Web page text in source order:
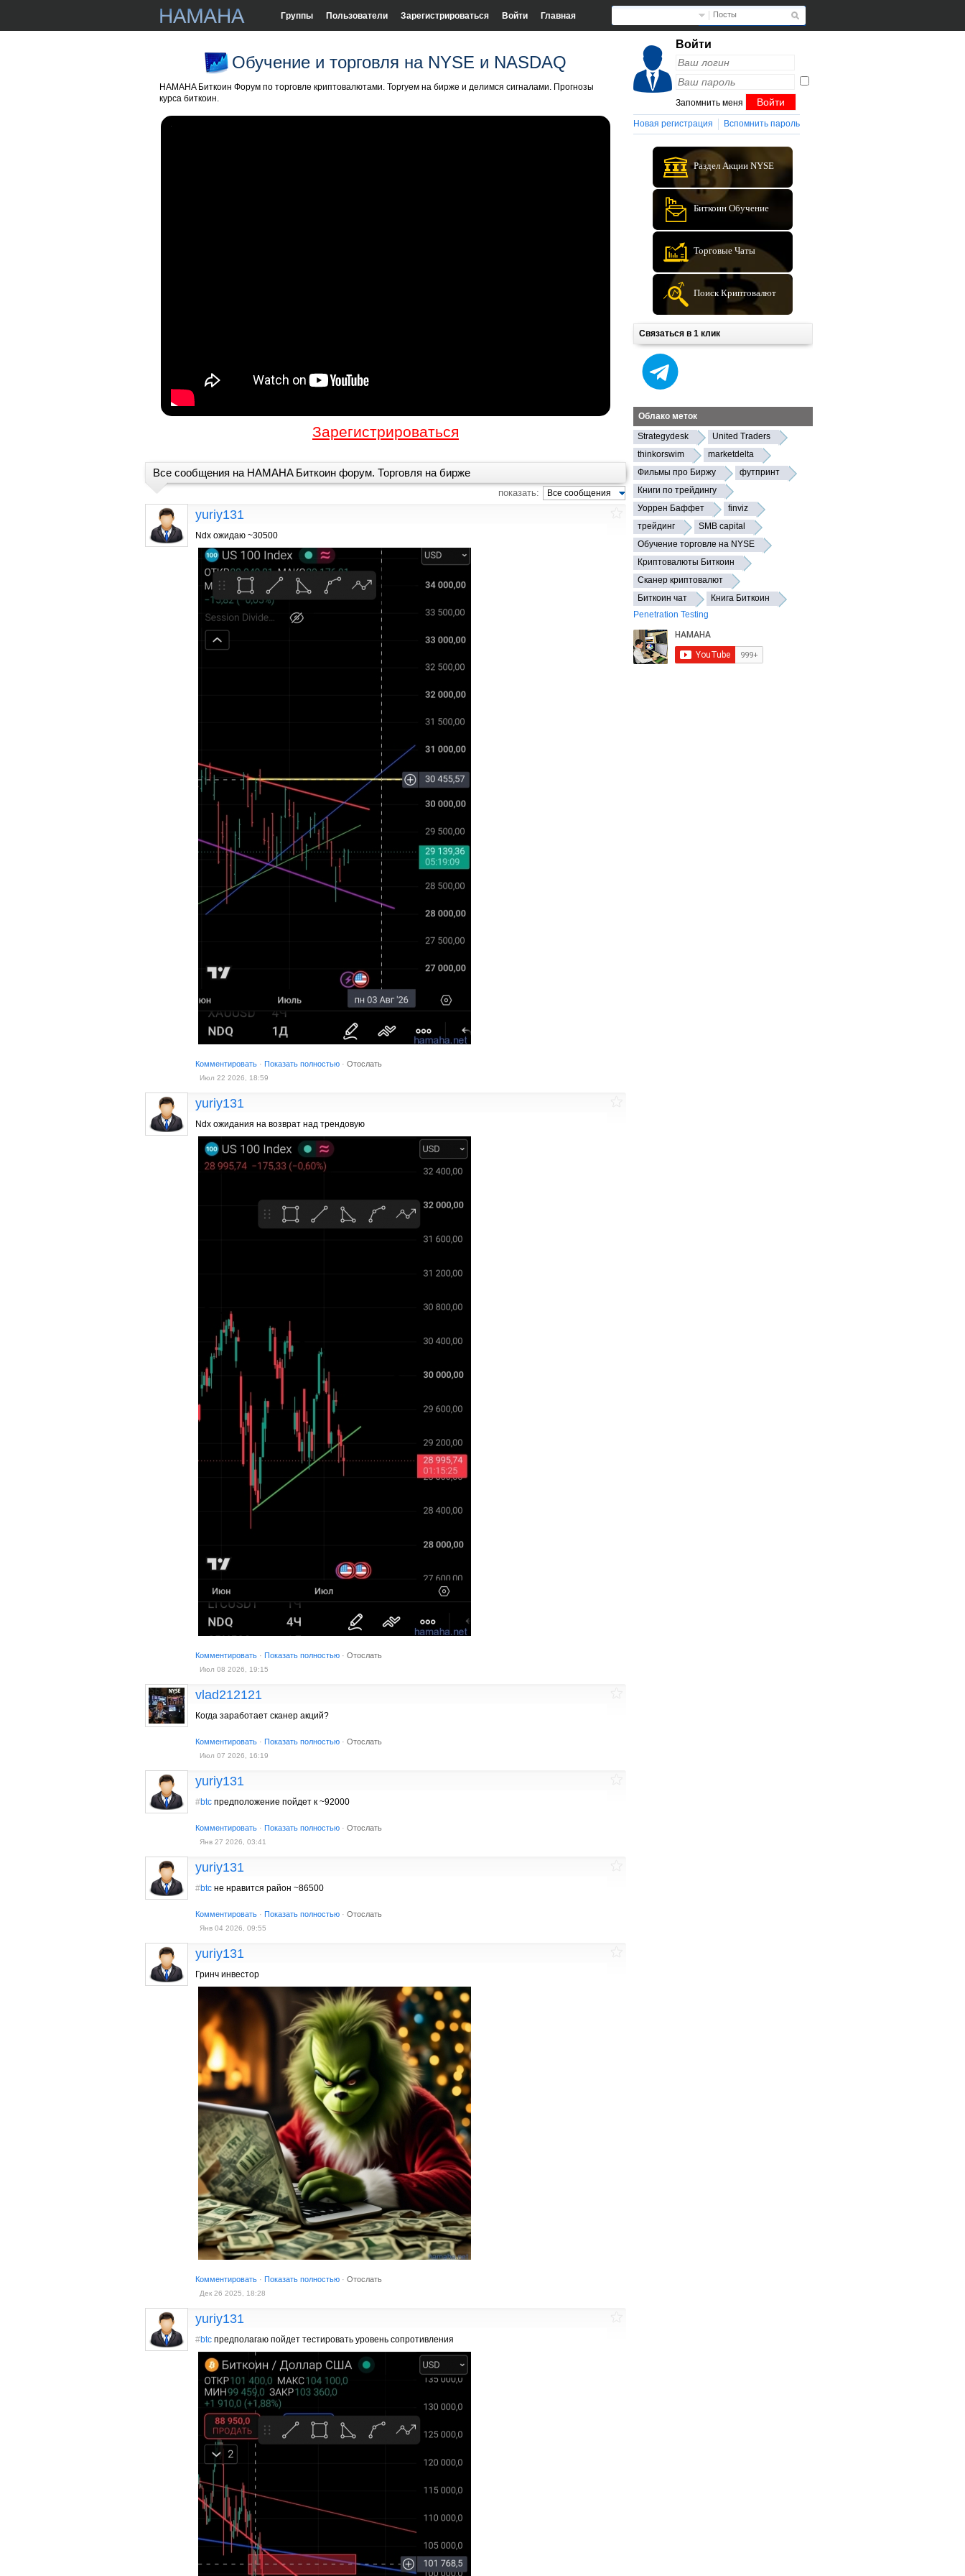
Посты
Группы Пользователи Зарегистрироваться Войти Главная
Обучение и торговля на NYSE и NASDAQ
HAMAHA Биткоин Форум по торговле криптовалютами. Торгуем на бирже и делимся сигналами. Прогнозы
курса биткоин.
Зарегистрироваться
Все сообщения на HAMAHA Биткоин форум. Торговля на бирже
Все сообщения
показать:
yuriy131
Ndx ожидаю ~30500
Комментировать · Показать полностью · Отослать
Июл 22 2026, 18:59
yuriy131
Ndx ожидания на возврат над трендовую
Комментировать · Показать полностью · Отослать
Июл 08 2026, 19:15
vlad212121
Когда заработает сканер акций?
Комментировать · Показать полностью · Отослать
Июл 07 2026, 16:19
yuriy131
#btc предположение пойдет к ~92000
Комментировать · Показать полностью · Отослать
Янв 27 2026, 03:41
yuriy131
#btc не нравится район ~86500
Комментировать · Показать полностью · Отослать
Янв 04 2026, 09:55
yuriy131
Гринч инвестор
Комментировать · Показать полностью · Отослать
Дек 26 2025, 18:28
yuriy131
#btc предполагаю пойдет тестировать уровень сопротивления
Войти
Запомнить меня
Новая регистрация Вспомнить пароль
Раздел Акции NYSE
Биткоин Обучение
Торговые Чаты
Поиск Криптовалют
Связаться в 1 клик
Облако меток
Strategydesk
United Traders
thinkorswim
marketdelta
Фильмы про Биржу
футпринт
Книги по трейдингу
Уоррен Баффет
finviz
трейдинг
SMB capital
Обучение торговле на NYSE
Криптовалюты Биткоин
Сканер криптовалют
Биткоин чат
Книга Биткоин
Penetration Testing